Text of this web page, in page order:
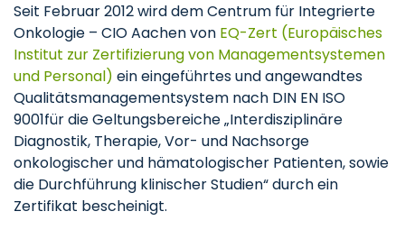
Seit Februar 2012 wird dem Centrum für Integrierte
Onkologie – CIO Aachen von EQ-Zert (Europäisches
Institut zur Zertifizierung von Managementsystemen
und Personal) ein eingeführtes und angewandtes
Qualitätsmanagementsystem nach DIN EN ISO
9001für die Geltungsbereiche „Interdisziplinäre
Diagnostik, Therapie, Vor- und Nachsorge
onkologischer und hämatologischer Patienten, sowie
die Durchführung klinischer Studien“ durch ein
Zertifikat bescheinigt.